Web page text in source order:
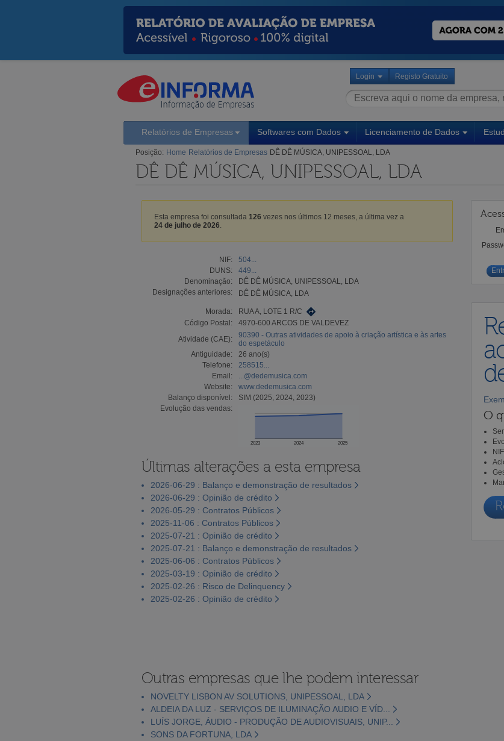
Login Registo Gratuito
Relatórios de Empresas Softwares com Dados Licenciamento de Dados
Posição: Home Relatórios de Empresas DÊ DÊ MÚSICA, UNIPESSOAL, LDA
DÊ DÊ MÚSICA, UNIPESSOAL, LDA
Esta empresa foi consultada 126 vezes nos últimos 12 meses, a última vez a
24 de julho de 2026
NIF:
504...
DUNS:
449...
Denominação:
DÊ DÊ MÚSICA, UNIPESSOAL, LDA
Designações anteriores:
DÊ DÊ MÚSICA, LDA
Morada:
RUA A, LOTE 1 R/C
Código Postal:
4970-600 ARCOS DE VALDEVEZ
Atividade (CAE):
90390 - Outras atividades de apoio à criação artística e às artes
do espetáculo
Antiguidade:
26 ano(s)
Telefone:
258515...
Email:
...@dedemusica.com
Website:
www.dedemusica.com
Balanço disponível:
SIM (2025, 2024, 2023)
Evolução das vendas:
2023 2024 2025
Últimas alterações a esta empresa
2026-06-29 : Balanço e demonstração de resultados
2026-06-29 : Opinião de crédito
2026-05-29 : Contratos Públicos
2025-11-06 : Contratos Públicos
2025-07-21 : Opinião de crédito
2025-07-21 : Balanço e demonstração de resultados
2025-06-06 : Contratos Públicos
2025-03-19 : Opinião de crédito
2025-02-26 : Risco de Delinquency
2025-02-26 : Opinião de crédito
O
Outras empresas que lhe podem interessar
NOVELTY LISBON AV SOLUTIONS, UNIPESSOAL, LDA
ALDEIA DA LUZ - SERVIÇOS DE ILUMINAÇÃO AUDIO E VÍD...
LUÍS JORGE, ÁUDIO - PRODUÇÃO DE AUDIOVISUAIS, UNIP...
SONS DA FORTUNA, LDA